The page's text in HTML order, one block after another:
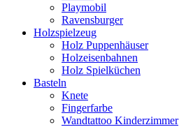
Playmobil
Ravensburger
Holzspielzeug
Holz Puppenhäuser
Holzeisenbahnen
Holz Spielküchen
Basteln
Knete
Fingerfarbe
Wandtattoo Kinderzimmer